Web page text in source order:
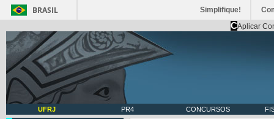
BRASIL Simplifique!
CAplicar
UFRJ PR4 CONCURSOS